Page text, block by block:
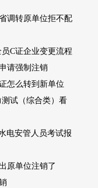
调转原单位拒不配
C证企业变更流程
请强制注销
怎么转到新单位
试（综合类）看
电安管人员考试报
原单位注销了